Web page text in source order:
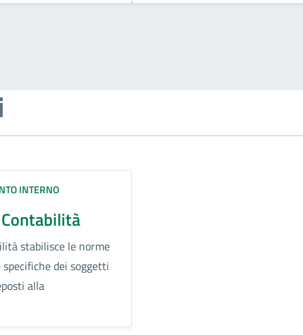
INTERNO
stabilisce le norme
dei soggetti
alla